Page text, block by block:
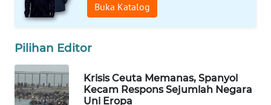
Buka Katalog
Pilihan Editor
Krisis Ceuta Memanas, Spanyol
Kecam Respons Sejumlah Negara
Uni Eropa
WAHANA
SPORT
UMKM
WAHANA